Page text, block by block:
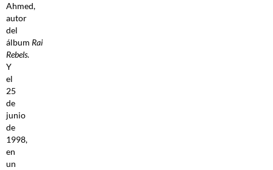
Ahmed,
autor
del
álbum Rai
Rebels.
Y
el
25
de
junio
de
1998,
en
un